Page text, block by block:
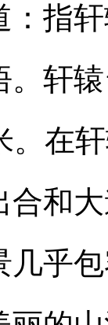
轩
。轩
。在
合和
包